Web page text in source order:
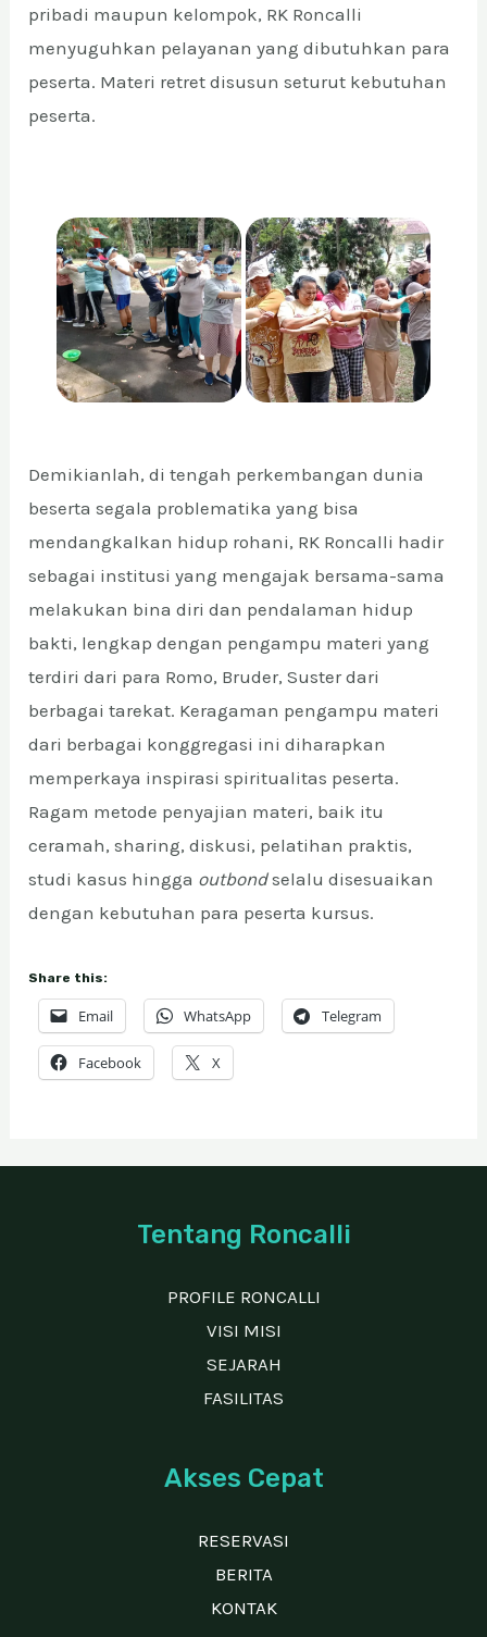
pribadi maupun kelompok, RK Roncalli
menyuguhkan pelayanan yang dibutuhkan para
peserta. Materi retret disusun seturut kebutuhan
peserta.
Demikianlah, di tengah perkembangan dunia
beserta segala problematika yang bisa
mendangkalkan hidup rohani, RK Roncalli hadir
sebagai institusi yang mengajak bersama-sama
melakukan bina diri dan pendalaman hidup
bakti, lengkap dengan pengampu materi yang
terdiri dari para Romo, Bruder, Suster dari
berbagai tarekat. Keragaman pengampu materi
dari berbagai konggregasi ini diharapkan
memperkaya inspirasi spiritualitas peserta.
Ragam metode penyajian materi, baik itu
ceramah, sharing, diskusi, pelatihan praktis,
studi kasus hingga outbondselalu disesuaikan
dengan kebutuhan para peserta kursus.
Share this:
Email WhatsApp Telegram
Facebook X
Tentang Roncalli
PROFILE RONCALLI
VISI MISI
SEJARAH
FASILITAS
Akses Cepat
RESERVASI
BERITA
KONTAK